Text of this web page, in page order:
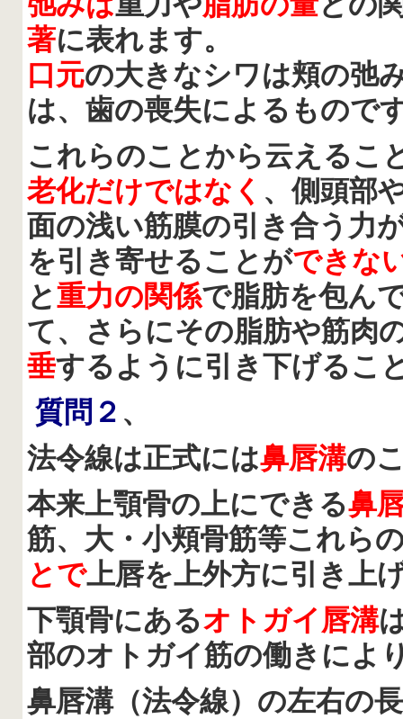
著に表れます。
口元の大きなシワは頬の弛
は、歯の喪失によるもので
これらのことから云えるこ
老化だけではなく 、側頭部
面の浅い筋膜の引き合う力
を引き寄せることができな
と重力の関係で脂肪を包ん
て、さらにその脂肪や筋肉
垂するように引き下げるこ
質問２ 、
法令線は正式には鼻唇溝の
本来上顎骨の上にできる鼻
筋、大・小頬骨筋等これら
とで上唇を上外方に引き上
下顎骨にあるオトガイ唇溝
部のオトガイ筋の働きによ
鼻唇溝（法令線）の左右の